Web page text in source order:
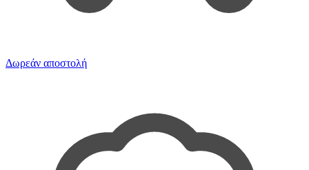
Δωρεάν αποστολή